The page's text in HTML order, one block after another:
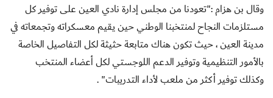
وقال بن هزام :"تعودنا من مجلس إدارة نادي العين على توفير كل
مستلزمات النجاح لمنتخبنا الوطني حين يقيم معسكراته وتجمعاته في
مدينة العين ، حيث تكون هناك متابعة حثيثة لكل التفاصيل الخاصة
بالأمور التنظيمية وتوفير الدعم اللوجستي لكل أعضاء المنتخب
وكذلك توفير أكثر من ملعب لأداء التدريبات" .